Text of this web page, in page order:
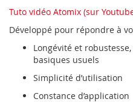
Tuto vidéo Atomix (sur
Développé pour répondre à
Longévité et
basiques usuels
Simplicité d’utilisation
Constance d’application